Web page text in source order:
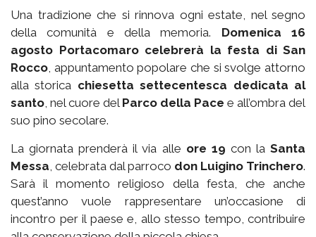
Una tradizione che si rinnova ogni estate, nel segno
della comunità e della memoria. Domenica 16
agosto Portacomaro celebrerà la festa di San
Rocco , appuntamento popolare che si svolge attorno
alla storica chiesetta settecentesca dedicata al
santo , nel cuore del Parco della Pace e all’ombra del
suo pino secolare.
La giornata prenderà il via alle ore 19 con laSanta
Messa , celebrata dal parroco don Luigino Trinchero.
Sarà il momento religioso della festa, che anche
quest’anno vuole rappresentare un’occasione di
incontro per il paese e, allo stesso tempo, contribuire